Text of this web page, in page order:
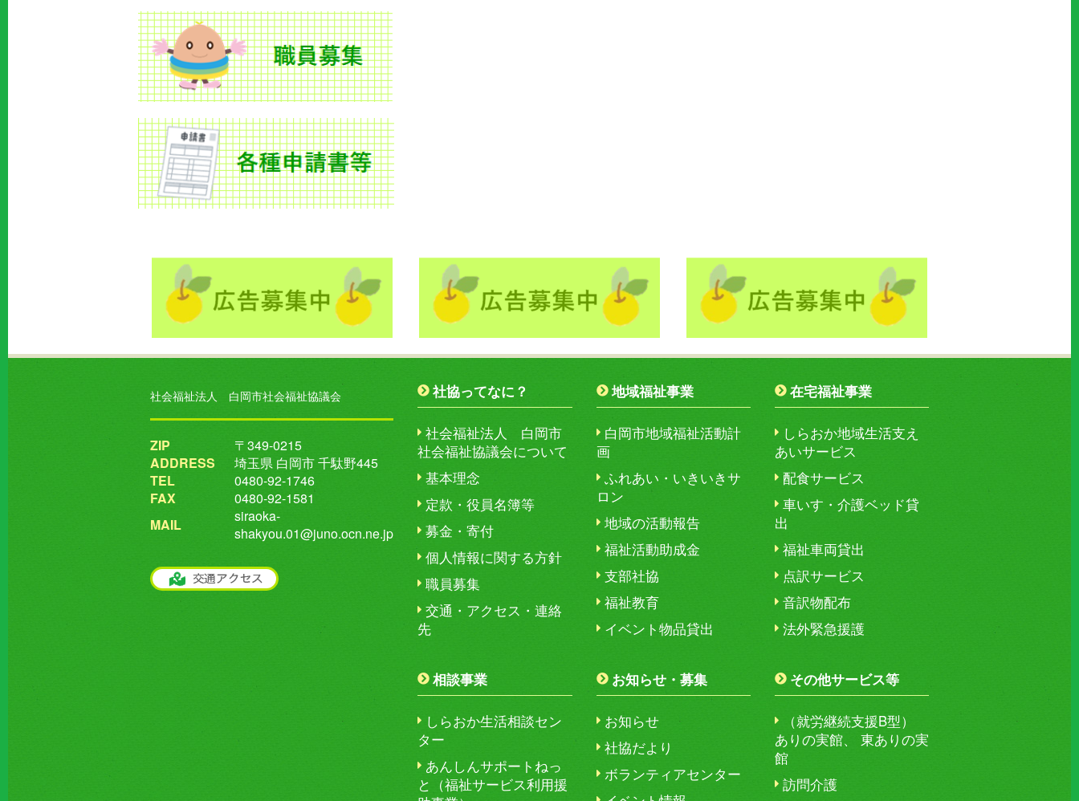
社会福祉法人 白岡市社会福祉協議会
ZIP
〒349-0215
ADDRESS
埼玉県 白岡市 千駄野445
TEL
0480-92-1746
FAX
0480-92-1581
MAIL
siraoka-
shakyou.01@juno.ocn.ne.jp
社協ってなに？
社会福祉法人 白岡市
社会福祉協議会について
基本理念
定款・役員名簿等
募金・寄付
個人情報に関する方針
職員募集
交通・アクセス・連絡
先
相談事業
しらおか生活相談セン
ター
あんしんサポートねっ
と（福祉サービス利用援
地域福祉事業
白岡市地域福祉活動計
画
ふれあい・いきいきサ
ロン
地域の活動報告
福祉活動助成金
支部社協
福祉教育
イベント物品貸出
お知らせ・募集
お知らせ
社協だより
ボランティアセンター
在宅福祉事業
しらおか地域生活支え
あいサービス
配食サービス
車いす・介護ベッド貸
出
福祉車両貸出
点訳サービス
音訳物配布
法外緊急援護
その他サービス等
（就労継続支援B型）
ありの実館、 東ありの実
館
訪問介護